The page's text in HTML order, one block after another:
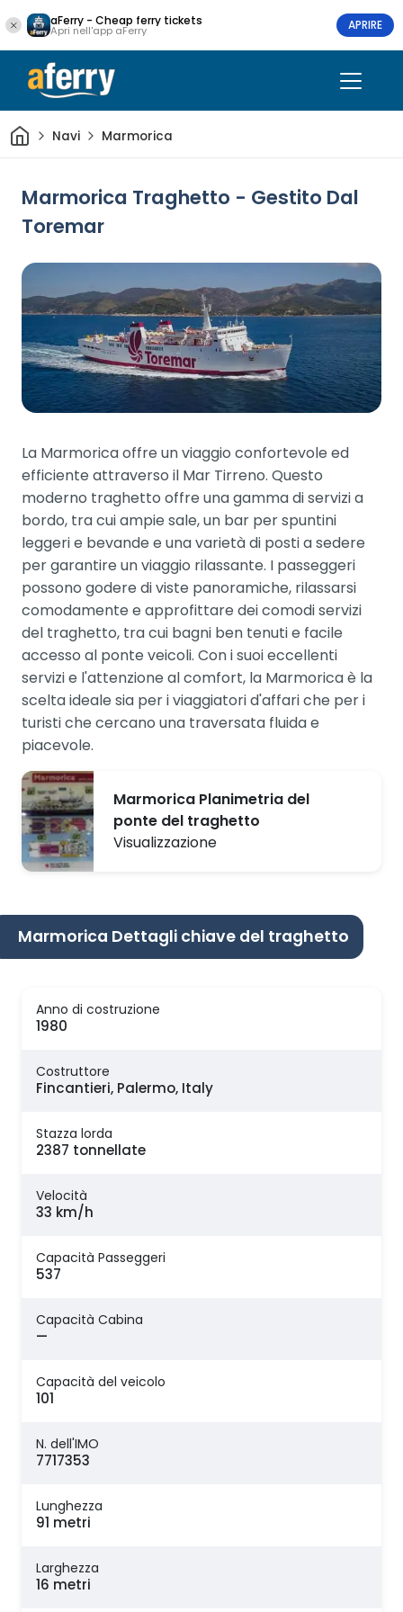
aFerry - Cheap ferry tickets
Apri nell'app aFerry APRIRE
CasaNavi Marmorica
Marmorica Traghetto - Gestito Dal
Toremar
La Marmorica offre un viaggio confortevole ed
efficiente attraverso il Mar Tirreno. Questo
moderno traghetto offre una gamma di servizi a
bordo, tra cui ampie sale, un bar per spuntini
leggeri e bevande e una varietà di posti a sedere
per garantire un viaggio rilassante. I passeggeri
possono godere di viste panoramiche, rilassarsi
comodamente e approfittare dei comodi servizi
del traghetto, tra cui bagni ben tenuti e facile
accesso al ponte veicoli. Con i suoi eccellenti
servizi e l'attenzione al comfort, la Marmorica è la
scelta ideale sia per i viaggiatori d'affari che per i
turisti che cercano una traversata fluida e
piacevole.
Marmorica Planimetria del
ponte del traghetto
Visualizzazione
Marmorica Dettagli chiave del traghetto
Anno di costruzione
1980
Costruttore
Fincantieri, Palermo, Italy
Stazza lorda
2387 tonnellate
Velocità
33 km/h
Capacità Passeggeri
537
Capacità Cabina
—
Capacità del veicolo
101
N. dell'IMO
7717353
Lunghezza
91 metri
Larghezza
16 metri